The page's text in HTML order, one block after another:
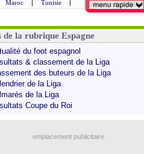
Maroc | Tunisie |
de la rubrique Espagne
du foot espagnol
& classement de la Liga
des buteurs de la Liga
de la Liga
de la Liga
Coupe du Roi
emplacement publicitaire